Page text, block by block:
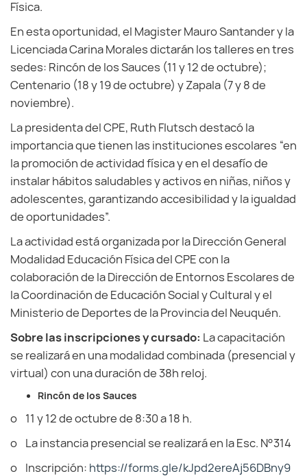
Física.
En esta oportunidad, el Magister Mauro Santander y la
Licenciada Carina Morales dictarán los talleres en tres
sedes: Rincón de los Sauces (11 y 12 de octubre);
Centenario (18 y 19 de octubre) y Zapala (7 y 8 de
noviembre).
La presidenta del CPE, Ruth Flutsch destacó la
importancia que tienen las instituciones escolares “en
la promoción de actividad física y en el desafío de
instalar hábitos saludables y activos en niñas, niños y
adolescentes, garantizando accesibilidad y la igualdad
de oportunidades”.
La actividad está organizada por la Dirección General
Modalidad Educación Física del CPE con la
colaboración de la Dirección de Entornos Escolares de
la Coordinación de Educación Social y Cultural y el
Ministerio de Deportes de la Provincia del Neuquén.
Sobre las inscripciones y cursado: La capacitación
se realizará en una modalidad combinada (presencial y
virtual) con una duración de 38h reloj.
Rincón de los Sauces
o 11 y 12 de octubre de 8:30 a 18 h.
o La instancia presencial se realizará en la Esc. N°314
o Inscripción: https://forms.gle/kJpd2ereAj56DBny9